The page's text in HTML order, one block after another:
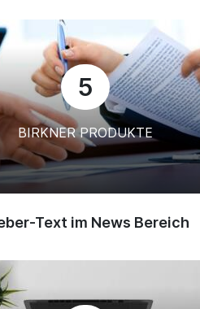
5
BIRKNER PRODUKTE
Text im News Bereich